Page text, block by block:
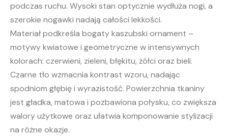
podczas ruchu. Wysoki stan optycznie wydłuża nogi, a
szerokie nogawki nadają całości lekkości.
Materiał podkreśla bogaty kaszubski ornament –
motywy kwiatowe i geometryczne w intensywnych
kolorach: czerwieni, zieleni, błękitu, żółci oraz bieli.
Czarne tło wzmacnia kontrast wzoru, nadając
spodniom głębię i wyrazistość. Powierzchnia tkaniny
jest gładka, matowa i pozbawiona połysku, co zwiększa
walory użytkowe oraz ułatwia komponowanie stylizacji
na różne okazje.